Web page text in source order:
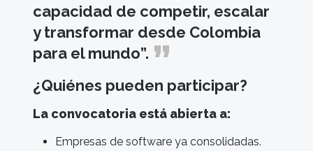
capacidad de competir, escalar
y transformar desde Colombia
para el mundo”.
¿Quiénes pueden participar?
La convocatoria está abierta a:
Empresas de software ya consolidadas.